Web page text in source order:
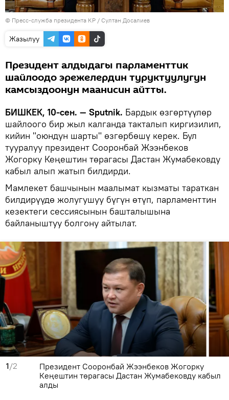
© Пресс-служба президента КР / Султан Досалиев
Жазылуу
Президент алдыдагы парламенттик
шайлоодо эрежелердин туруктуулугун
камсыздоонун маанисин айтты.
БИШКЕК, 10-сен. — Sputnik. Бардык өзгөртүүлөр
шайлоого бир жыл калганда такталып киргизилип,
кийин "оюндун шарты" өзгөрбөшү керек. Бул
тууралуу президент Сооронбай Жээнбеков
Жогорку Кеңештин төрагасы Дастан Жумабековду
кабыл алып жатып билдирди.
Мамлекет башчынын маалымат кызматы тараткан
билдирүүдө жолугушуу бүгүн өтүп, парламенттин
кезектеги сессиясынын башталышына
байланыштуу болгону айтылат.
1/2
Президент Сооронбай Жээнбеков Жогорку
Кеңештин төрагасы Дастан Жумабековду кабыл
алды